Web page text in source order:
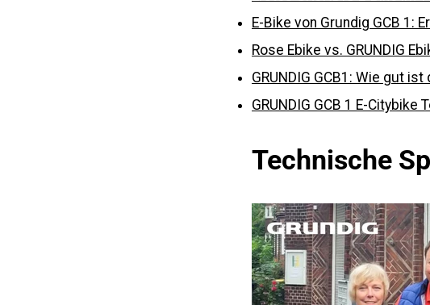
E-Bike von Grundig GCB 1:
Rose Ebike vs. GRUNDIG
GRUNDIG GCB1: Wie gut
GRUNDIG GCB 1 E-Citybike
Technische